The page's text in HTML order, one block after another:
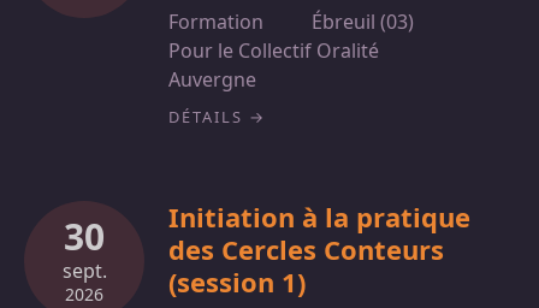
Formation
Ébreuil (03)
Pour le Collectif Oralité
Auvergne
DÉTAILS
30
sept.
2026
Initiation à la pratique
des Cercles Conteurs
(session 1)